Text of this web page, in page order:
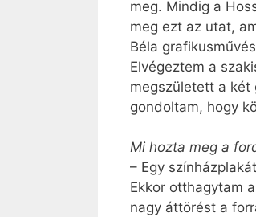
meg. Mindig a
meg ezt az utat,
Béla
Elvégeztem a
megszületett a két
gondoltam, hogy
Mi hozta meg a
– Egy
Ekkor otthagytam
nagy áttörést a